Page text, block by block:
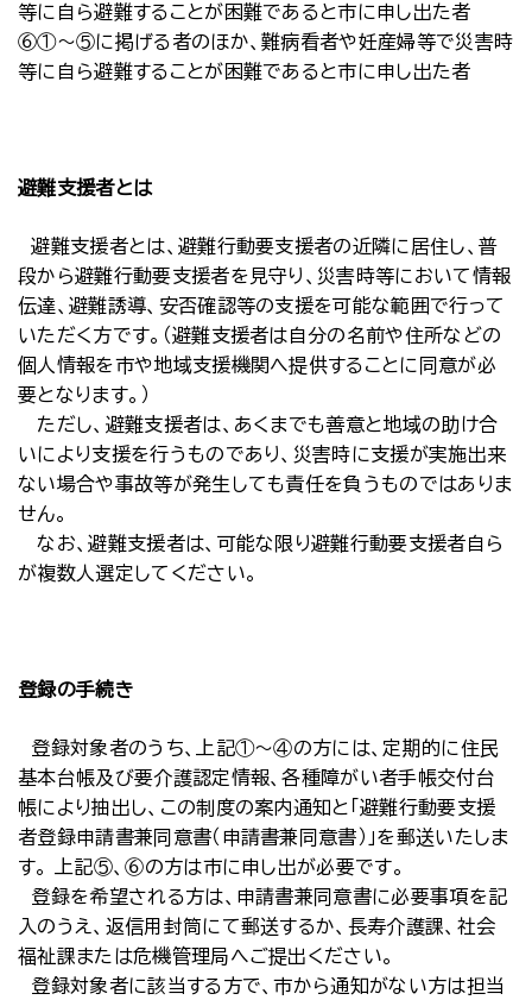
等に自ら避難することが困難であると市に申し出た者
⑥①～⑤に掲げる者のほか、難病看者や妊産婦等で災害時
等に自ら避難することが困難であると市に申し出た者
避難支援者とは
避難支援者とは、避難行動要支援者の近隣に居住し、普
段から避難行動要支援者を見守り、災害時等において情報
伝達、避難誘導、安否確認等の支援を可能な範囲で行って
いただく方です。（避難支援者は自分の名前や住所などの
個人情報を市や地域支援機関へ提供することに同意が必
要となります。）
ただし、避難支援者は、あくまでも善意と地域の助け合
いにより支援を行うものであり、災害時に支援が実施出来
ない場合や事故等が発生しても責任を負うものではありま
せん。
なお、避難支援者は、可能な限り避難行動要支援者自ら
が複数人選定してください。
登録の手続き
登録対象者のうち、上記①～④の方には、定期的に住民
基本台帳及び要介護認定情報、各種障がい者手帳交付台
帳により抽出し、この制度の案内通知と「避難行動要支援
者登録申請書兼同意書（申請書兼同意書）」を郵送いたしま
す。 上記⑤、⑥の方は市に申し出が必要です。
登録を希望される方は、申請書兼同意書に必要事項を記
入のうえ、返信用封筒にて郵送するか、長寿介護課、社会
福祉課または危機管理局へご提出ください。
登録対象者に該当する方で、市から通知がない方は担当